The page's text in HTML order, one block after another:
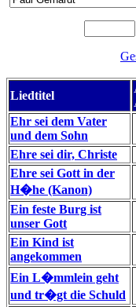
Liedtitel
Ehr sei dem Vater
und dem Sohn
Ehre sei dir, Christe
Ehre sei Gott in der
H�he (Kanon)
Ein feste Burg ist
unser Gott
Ein Kind ist
angekommen
Ein L�mmlein geht
und tr�gt die Schuld